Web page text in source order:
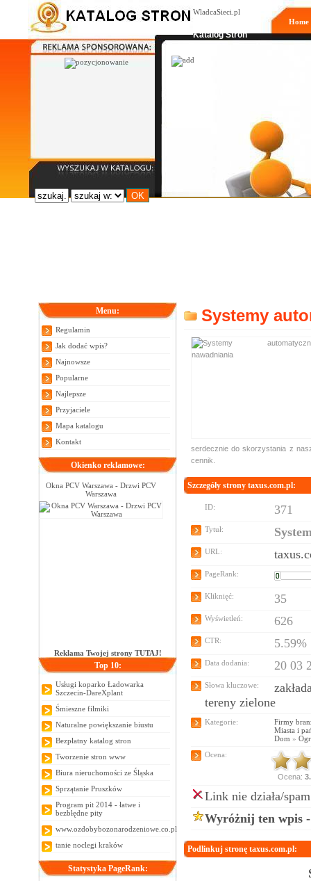
WladcaSieci.pl
Katalog Stron
Home
Menu:
Regulamin
Jak dodać wpis?
Najnowsze
Popularne
Najlepsze
Przyjaciele
Mapa katalogu
Kontakt
Okienko reklamowe:
Okna PCV Warszawa - Drzwi PCV
Warszawa
Reklama Twojej strony TUTAJ!
Top 10:
Usługi koparko Ładowarka
Szczecin-DareXplant
Śmieszne filmiki
Naturalne powiększanie biustu
Bezpłatny katalog stron
Tworzenie stron www
Biura nieruchomości ze Śląska
Sprzątanie Pruszków
Program pit 2014 - łatwe i
bezbłędne pity
www.ozdobybozonarodzeniowe.co.pl
tanie noclegi kraków
Statystyka PageRank:
Systemy
serdecznie do skorzystania z
cennik.
Szczegóły strony taxus.com.pl:
ID: 371
Tytuł:
URL:
PageRank:
Kliknięć: 35
Wyświetleń: 626
CTR: 5.59%
Data dodania: 20 03
Słowa kluczowe:
tereny zielone
Kategorie:
Firmy
Miasta i
Dom »
Ocena:
Ocena:
Link nie działa/
Wyróżnij ten wpis
Podlinkuj stronę taxus.com.pl: